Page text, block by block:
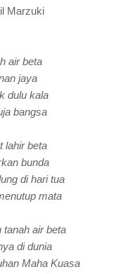
Marzuki
air beta
jaya
dulu kala
bangsa
lahir beta
bunda
di hari tua
mata
tanah air beta
di dunia
Maha Kuasa